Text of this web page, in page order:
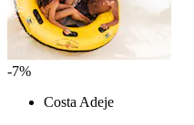
-7%
Costa Adeje